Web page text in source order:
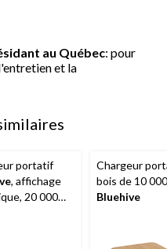
au Québec: pour
et la
portatif
, affichage
20 000
Chargeur
bois de 10
Bluehive